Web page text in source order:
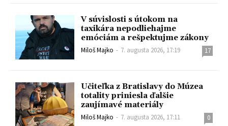
V súvislosti s útokom na
taxikára nepodliehajme
emóciám a rešpektujme zákony
Miloš Majko - 7. augusta 2026, 17:19 17
Učiteľka z Bratislavy do Múzea
totality priniesla ďalšie
zaujímavé materiály
Miloš Majko - 7. augusta 2026, 17:11 0